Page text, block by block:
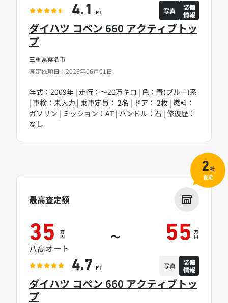
三重県桑名市
査定依頼日：2026年06月01日
ダイハツ コペン 660 アクティブトッ
プ
年式：2009年 | 走行：～20万キロ | 色：青(ブルー)系
| 車検：未入力 | 乗車定員： 2名 | ドア： 2枚 | 燃料：
ガソリン | ミッション：AT | ハンドル：右 | 修復歴：
なし
4.1 PT 写真
装備
情報
ダイハツ コペン 660 アクティブトッ
プ
最高査定額
35 万
円 ～ 55 万
円
八高オート
4.7 PT 写真
装備
情報
2社
査定